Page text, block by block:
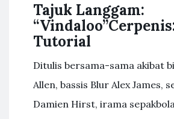
Tajuk Langgam:
Tutorial
Ditulis bersama-sama akibat
Allen, bassis Blur Alex James,
Damien Hirst, irama